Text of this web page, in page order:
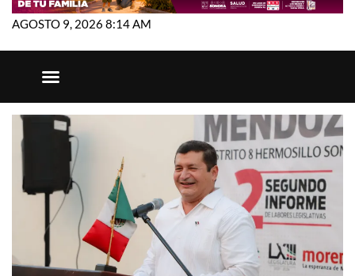
AGOSTO 9, 2026 8:14 AM